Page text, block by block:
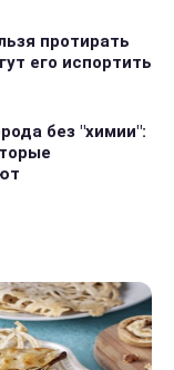
протирать
его испортить
без "химии":